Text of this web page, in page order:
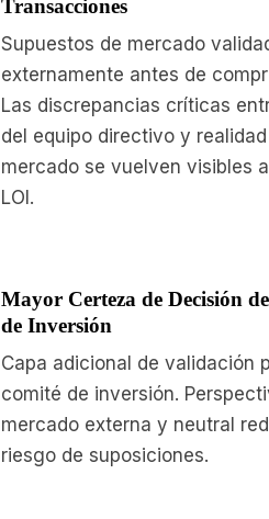
Transacciones
Supuestos de mercado
externamente antes de
Las discrepancias críticas
del equipo directivo y
mercado se vuelven visibles
LOI.
Mayor Certeza de Decisión
de Inversión
Capa adicional de validación
comité de inversión.
mercado externa y neutral
riesgo de suposiciones.